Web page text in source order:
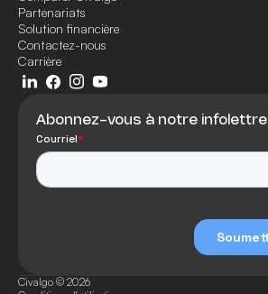
Partenariats
Solution financière
Contactez-nous
Carrière
Abonnez-vous à notre infolettre
Civalgo © 2026